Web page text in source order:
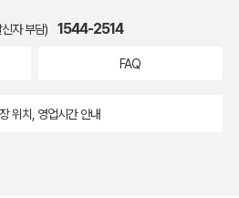
자 부담) 1544-2514
FAQ
위치, 영업시간 안내